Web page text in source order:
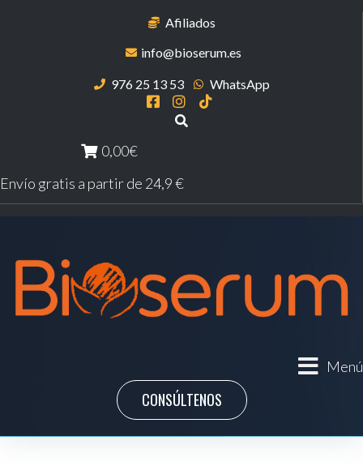
Afiliados
info@bioserum.es
976 25 13 53 WhatsApp
0,00€
Envío gratis a partir de 24,9 €
Menú
CONSÚLTENOS